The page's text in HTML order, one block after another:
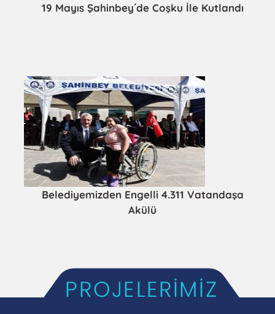
19 Mayıs Şahinbey´de Coşku İle Kutlandı
Belediyemizden Engelli 4.311 Vatandaşa
Akülü